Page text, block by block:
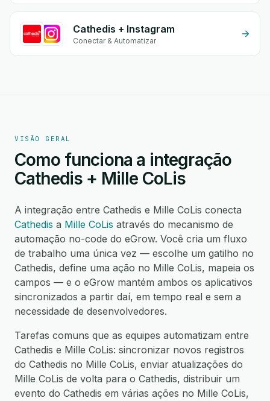
Cathedis + Instagram
Conectar & Automatizar
VISÃO GERAL
Como funciona a integração
Cathedis + Mille CoLis
A integração entre Cathedis e Mille CoLis conecta
Cathedis a Mille CoLis através do mecanismo de
automação no-code do eGrow. Você cria um fluxo
de trabalho uma única vez — escolhe um gatilho no
Cathedis, define uma ação no Mille CoLis, mapeia os
campos — e o eGrow mantém ambos os aplicativos
sincronizados a partir daí, em tempo real e sem a
necessidade de desenvolvedores.
Tarefas comuns que as equipes automatizam entre
Cathedis e Mille CoLis: sincronizar novos registros
do Cathedis no Mille CoLis, enviar atualizações do
Mille CoLis de volta para o Cathedis, distribuir um
evento do Cathedis em várias ações no Mille CoLis,